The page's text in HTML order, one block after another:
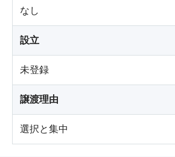
なし
設立
未登録
譲渡理由
選択と集中